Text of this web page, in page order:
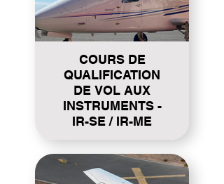
COURS DE
QUALIFICATION
DE VOL AUX
INSTRUMENTS -
IR-SE / IR-ME
Click here